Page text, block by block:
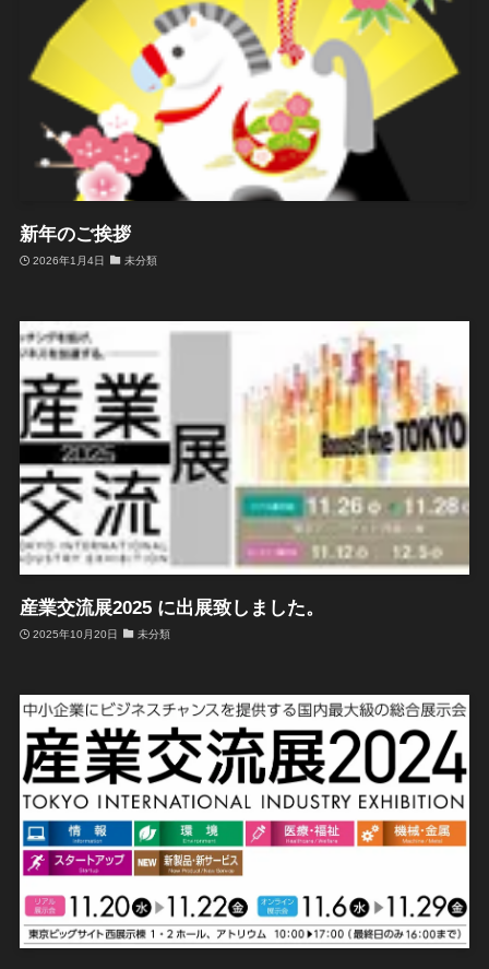
新年のご挨拶
2026年1月4日 未分類
産業交流展2025 に出展致しました。
2025年10月20日 未分類